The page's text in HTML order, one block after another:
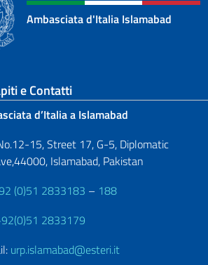
Ambasciata d'Italia Islamabad
footer
e Contatti
d’Italia a Islamabad
15, Street 17, G-5, Diplomatic
Islamabad, Pakistan
(0)51 2833183 – 188
2833179
urp.islamabad@esteri.it